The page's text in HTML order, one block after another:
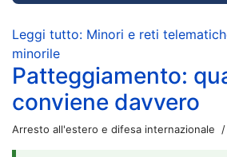
Leggi tutto: Minori e reti
minorile
Patteggiamento:
conviene davvero
Arresto all'estero e difesa internazionale